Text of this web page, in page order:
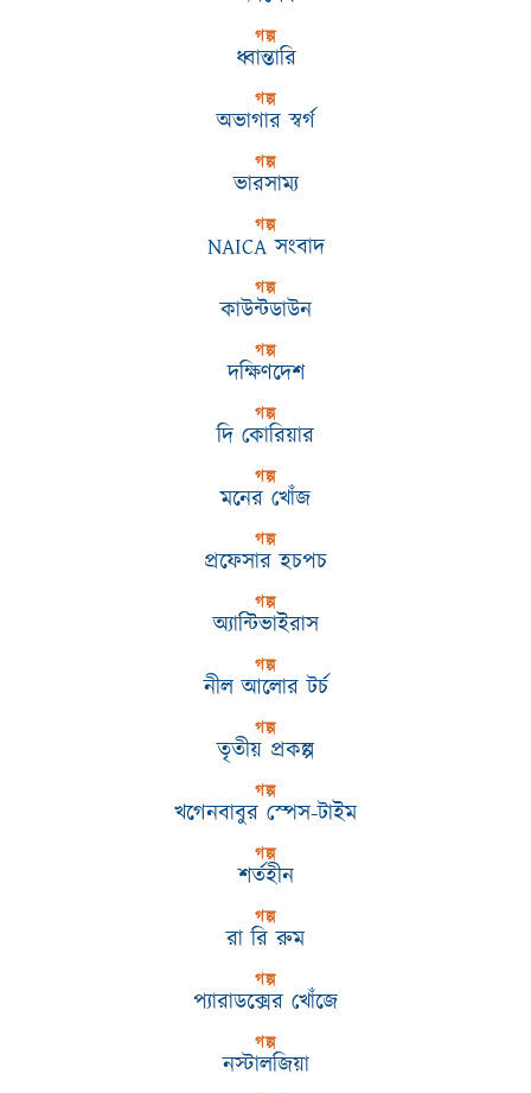
গল্প
ধ্বান্তারি
গল্প
অভাগার স্বর্গ
গল্প
ভারসাম্য
গল্প
NAICA সংবাদ
গল্প
কাউন্টডাউন
গল্প
দক্ষিণদেশ
গল্প
দি কোরিয়ার
গল্প
মনের খোঁজ
গল্প
প্রফেসার হচপচ
গল্প
অ্যান্টিভাইরাস
গল্প
নীল আলোর টর্চ
গল্প
তৃতীয় প্রকল্প
গল্প
খগেনবাবুর স্পেস-টাইম
গল্প
শর্তহীন
গল্প
রা রি রুম
গল্প
প্যারাডক্সের খোঁজে
গল্প
নস্টালজিয়া